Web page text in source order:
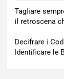
Tagliare
il retroscena
Decifrare i
Identificare le